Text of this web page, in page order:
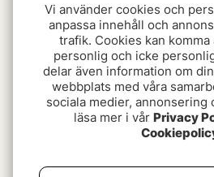
IFISH IceChair Panorama
Vi använder cookies och
anpassa innehåll och
trafik. Cookies kan
personlig och icke
delar även information om
webbplats med våra
sociala medier, annonsering
läsa mer i vår Privacy